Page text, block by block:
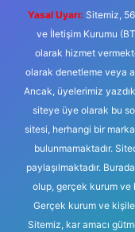
Yasal Uyarı: Sitemiz,
ve İletişim Kurumu
olarak hizmet
olarak denetleme veya
Ancak, üyelerimiz
siteye üye olarak bu
sitesi, herhangi bir
bulunmamaktadır.
paylaşılmaktadır.
olup, gerçek kurum ve
Gerçek kurum ve
Sitemiz, kar amacı